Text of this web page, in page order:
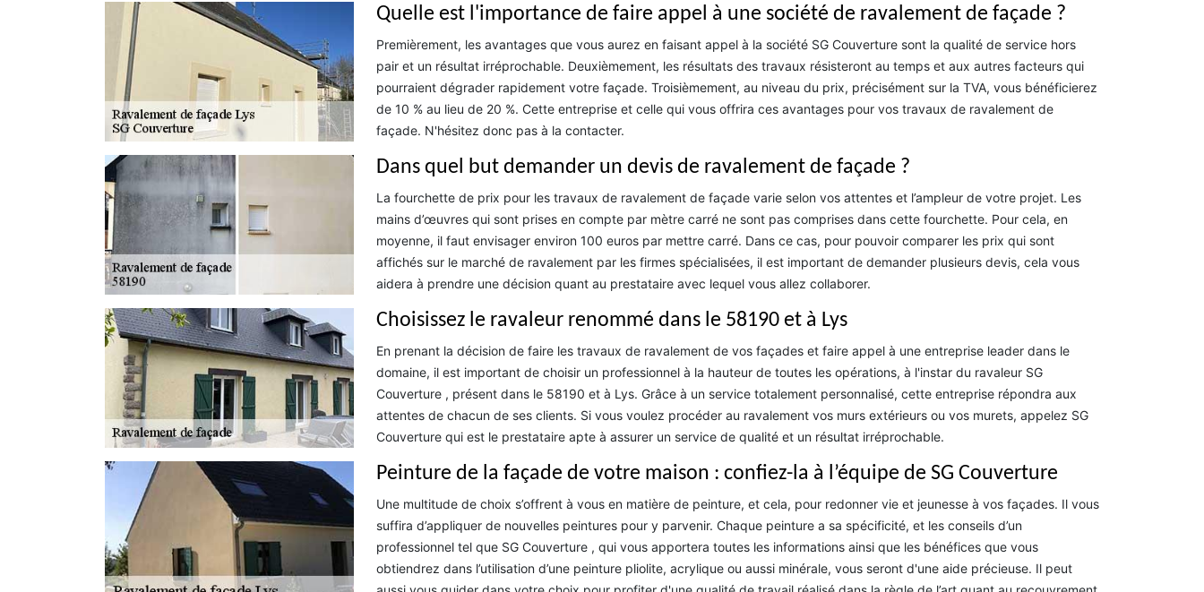
Quelle est l'importance de faire appel à une société de ravalement de façade ?
Premièrement, les avantages que vous aurez en faisant appel à la société SG Couverture sont la qualité de service hors
pair et un résultat irréprochable. Deuxièmement, les résultats des travaux résisteront au temps et aux autres facteurs qui
pourraient dégrader rapidement votre façade. Troisièmement, au niveau du prix, précisément sur la TVA, vous bénéficierez
de 10 % au lieu de 20 %. Cette entreprise et celle qui vous offrira ces avantages pour vos travaux de ravalement de
façade. N'hésitez donc pas à la contacter.
Dans quel but demander un devis de ravalement de façade ?
La fourchette de prix pour les travaux de ravalement de façade varie selon vos attentes et l’ampleur de votre projet. Les
mains d’œuvres qui sont prises en compte par mètre carré ne sont pas comprises dans cette fourchette. Pour cela, en
moyenne, il faut envisager environ 100 euros par mettre carré. Dans ce cas, pour pouvoir comparer les prix qui sont
affichés sur le marché de ravalement par les firmes spécialisées, il est important de demander plusieurs devis, cela vous
aidera à prendre une décision quant au prestataire avec lequel vous allez collaborer.
Choisissez le ravaleur renommé dans le 58190 et à Lys
En prenant la décision de faire les travaux de ravalement de vos façades et faire appel à une entreprise leader dans le
domaine, il est important de choisir un professionnel à la hauteur de toutes les opérations, à l'instar du ravaleur SG
Couverture , présent dans le 58190 et à Lys. Grâce à un service totalement personnalisé, cette entreprise répondra aux
attentes de chacun de ses clients. Si vous voulez procéder au ravalement vos murs extérieurs ou vos murets, appelez SG
Couverture qui est le prestataire apte à assurer un service de qualité et un résultat irréprochable.
Peinture de la façade de votre maison : confiez-la à l’équipe de SG Couverture
Une multitude de choix s’offrent à vous en matière de peinture, et cela, pour redonner vie et jeunesse à vos façades. Il vous
suffira d’appliquer de nouvelles peintures pour y parvenir. Chaque peinture a sa spécificité, et les conseils d’un
professionnel tel que SG Couverture , qui vous apportera toutes les informations ainsi que les bénéfices que vous
obtiendrez dans l’utilisation d’une peinture pliolite, acrylique ou aussi minérale, vous seront d'une aide précieuse. Il peut